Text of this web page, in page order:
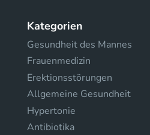
Kategorien
Gesundheit des Mannes
Frauenmedizin
Erektionsstörungen
Allgemeine Gesundheit
Hypertonie
Antibiotika